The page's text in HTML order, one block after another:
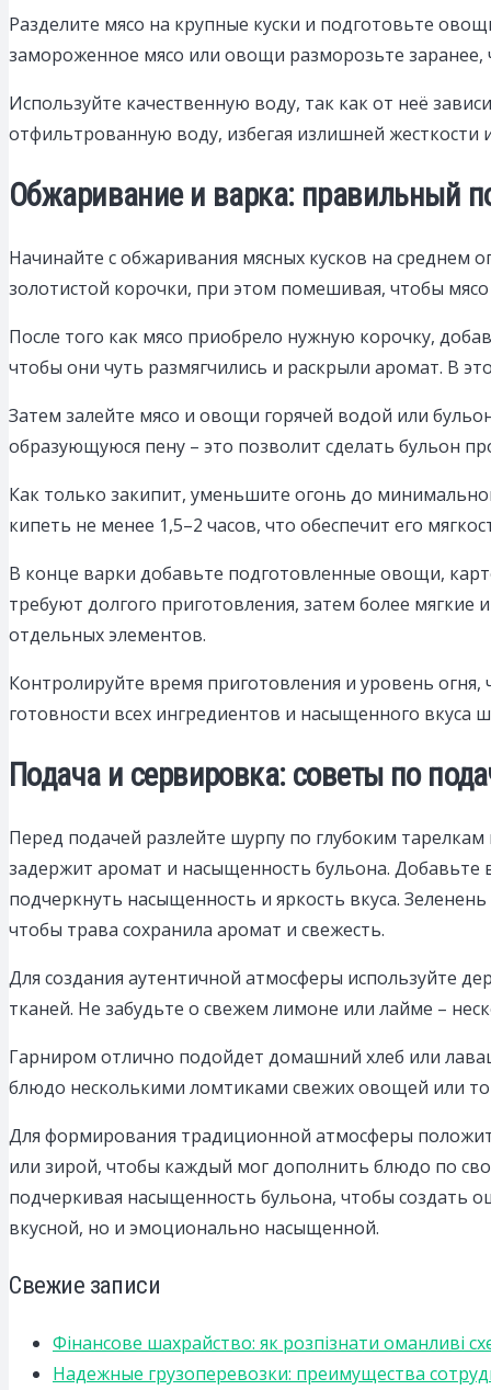
Разделите мясо на крупные куски и подготовьте
замороженное мясо или овощи разморозьте
Используйте качественную воду, так как от неё
отфильтрованную воду, избегая излишней жесткости
Обжаривание и варка: правильный
Начинайте с обжаривания мясных кусков на среднем
золотистой корочки, при этом помешивая, чтобы
После того как мясо приобрело нужную корочку,
чтобы они чуть размягчились и раскрыли аромат. В
Затем залейте мясо и овощи горячей водой или
образующуюся пену – это позволит сделать бульон
Как только закипит, уменьшите огонь до
кипеть не менее 1,5–2 часов, что обеспечит его
В конце варки добавьте подготовленные овощи,
требуют долгого приготовления, затем более
отдельных элементов.
Контролируйте время приготовления и уровень
готовности всех ингредиентов и насыщенного вкуса
Подача и сервировка: советы по
Перед подачей разлейте шурпу по глубоким
задержит аромат и насыщенность бульона.
подчеркнуть насыщенность и яркость вкуса.
чтобы трава сохранила аромат и свежесть.
Для создания аутентичной атмосферы используйте
тканей. Не забудьте о свежем лимоне или лайме –
Гарниром отлично подойдет домашний хлеб или
блюдо несколькими ломтиками свежих овощей или
Для формирования традиционной атмосферы
или зирой, чтобы каждый мог дополнить блюдо по
подчеркивая насыщенность бульона, чтобы создать
вкусной, но и эмоционально насыщенной.
Свежие записи
Фінансове шахрайство: як розпізнати оманливі
Надежные грузоперевозки: преимущества